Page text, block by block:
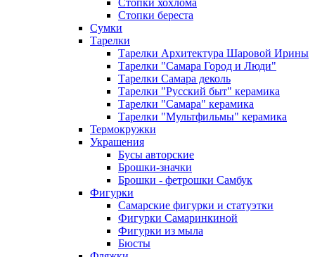
Стопки хохлома
Стопки береста
Сумки
Тарелки
Тарелки Архитектура Шаровой Ирины
Тарелки "Самара Город и Люди"
Тарелки Самара деколь
Тарелки "Русский быт" керамика
Тарелки "Самара" керамика
Тарелки "Мультфильмы" керамика
Термокружки
Украшения
Бусы авторские
Брошки-значки
Брошки - фетрошки Самбук
Фигурки
Самарские фигурки и статуэтки
Фигурки Самаринкиной
Фигурки из мыла
Бюсты